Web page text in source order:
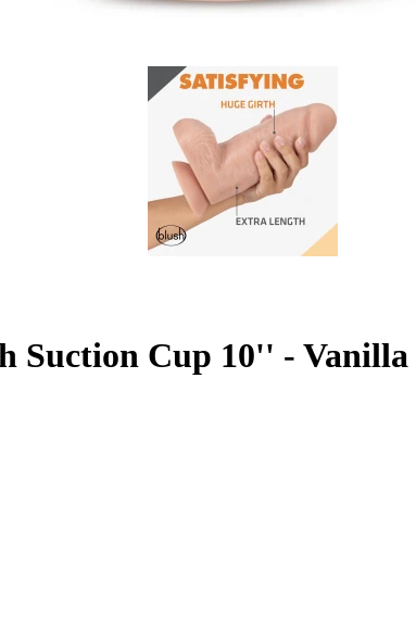
Suction Cup 10'' - Vanilla